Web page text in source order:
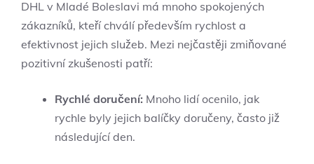
DHL v Mladé Boleslavi má mnoho spokojených
zákazníků, kteří chválí především rychlost a
efektivnost jejich služeb. Mezi nejčastěji zmiňované
pozitivní zkušenosti patří:
Rychlé doručení: Mnoho lidí ocenilo, jak
rychle byly jejich balíčky doručeny, často již
následující den.